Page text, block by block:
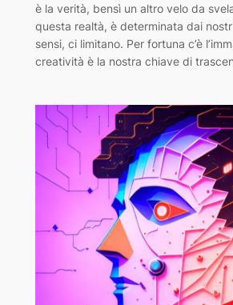
è la verità, bensì un altro velo da
questa realtà, è determinata dai
sensi, ci limitano. Per fortuna c’è
creatività è la nostra chiave di